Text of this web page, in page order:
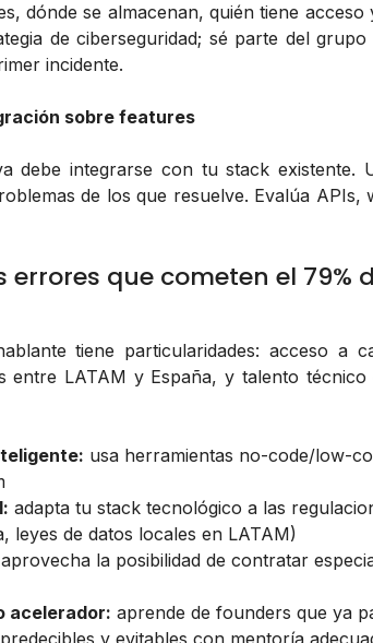
dónde se almacenan, quién tiene
de ciberseguridad; sé parte del
incidente.
sobre features
debe integrarse con tu stack
de los que resuelve. Evalúa
errores que cometen el 79%
tiene particularidades: acceso a
entre LATAM y España, y talento
usa herramientas no-code/low-
adapta tu stack tecnológico a las
leyes de datos locales en LATAM)
aprovecha la posibilidad de contratar
acelerador: aprende de founders que ya